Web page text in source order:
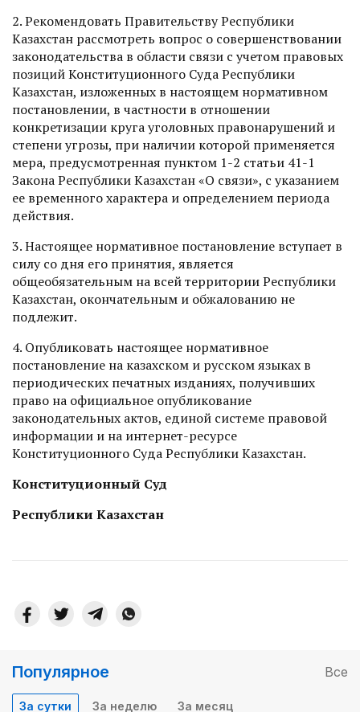
2. Рекомендовать Правительству Республики
Казахстан рассмотреть вопрос о совершенствовании
законодательства в области связи с учетом правовых
позиций Конституционного Суда Республики
Казахстан, изложенных в настоящем нормативном
постановлении, в частности в отношении
конкретизации круга уголовных правонарушений и
степени угрозы, при наличии которой применяется
мера, предусмотренная пунктом 1-2 статьи 41-1
Закона Республики Казахстан «О связи», c указанием
ее временного характера и определением периода
действия.
3. Настоящее нормативное постановление вступает в
силу со дня его принятия, является
общеобязательным на всей территории Республики
Казахстан, окончательным и обжалованию не
подлежит.
4. Опубликовать настоящее нормативное
постановление на казахском и русском языках в
периодических печатных изданиях, получивших
право на официальное опубликование
законодательных актов, единой системе правовой
информации и на интернет-ресурсе
Конституционного Суда Республики Казахстан.
Конституционный Суд
Республики Казахстан
Популярное Все
За сутки За неделю За месяц